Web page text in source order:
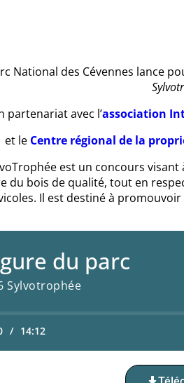
National des Cévennes lance
partenariat avec l’association
et le Centre régional de la
est un concours
du bois de qualité, tout en
Il est destiné à
du parc
Sylvotrophée
/ 14:12